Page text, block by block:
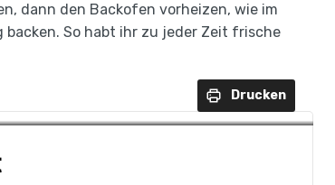
dann den Backofen vorheizen, wie im
So habt ihr zu jeder Zeit frische
Drucken